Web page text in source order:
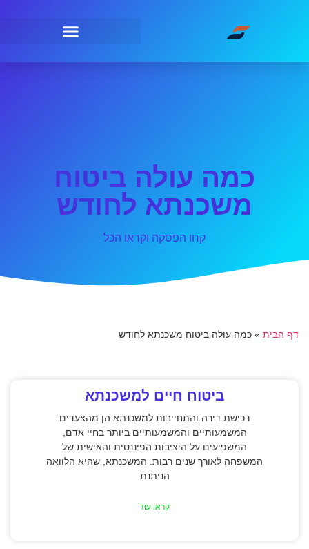
כמה עולה ביטוח
משכנתא לחודש
קחו הפסקה וקראו הכל
דף הבית » כמה עולה ביטוח משכנתא לחודש
ביטוח חיים למשכנתא
רכישת דירה והתחייבות למשכנתא הן מהצעדים
המשמעותיים והמשמעותיים ביותר בחיי אדם,
המשפיעים על היציבות הפיננסית והאישית של
המשפחה לאורך שנים רבות. המשכנתא, שהיא הלוואה
הניתנת
קראו עוד